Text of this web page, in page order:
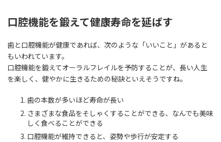
口腔機能を鍛えて健康寿命を延ばす
歯と口腔機能が健康であれば、次のような「いいこと」があると
もいわれています。
口腔機能を鍛えてオーラルフレイルを予防することが、長い人生
を楽しく、健やかに生きるための秘訣といえそうですね。
歯の本数が多いほど寿命が長い
さまざまな食品をそしゃくすることができる、なんでも美味
しく食べることができる
口腔機能が維持できると、姿勢や歩行が安定する